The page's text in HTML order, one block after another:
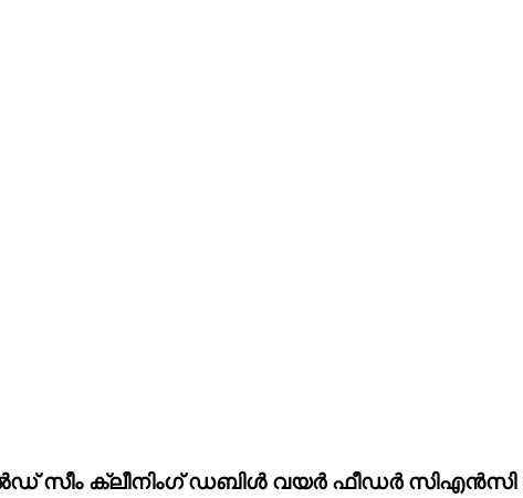
സീം ക്ലീനിംഗ് ഡബിൾ വയർ ഫീഡർ സിഎൻസി